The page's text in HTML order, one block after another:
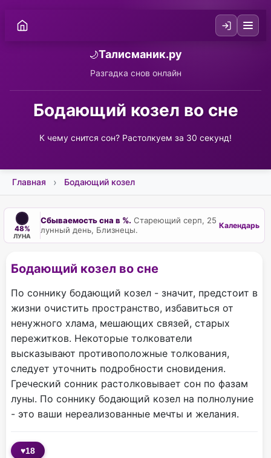
🌙Талисманик.ру
Разгадка снов онлайн
Бодающий козел во сне
К чему снится сон? Растолкуем за 30 секунд!
Главная Бодающий козел
48%
ЛУНА
Сбываемость сна в %. Стареющий серп, 25
лунный день, Близнецы.
Календарь
Бодающий козел во сне
По соннику бодающий козел - значит, предстоит в
жизни очистить пространство, избавиться от
ненужного хлама, мешающих связей, старых
пережитков. Некоторые толкователи
высказывают противоположные толкования,
следует уточнить подробности сновидения.
Греческий сонник растолковывает сон по фазам
луны. По соннику бодающий козел на полнолуние
- это ваши нереализованные мечты и желания.
♥18